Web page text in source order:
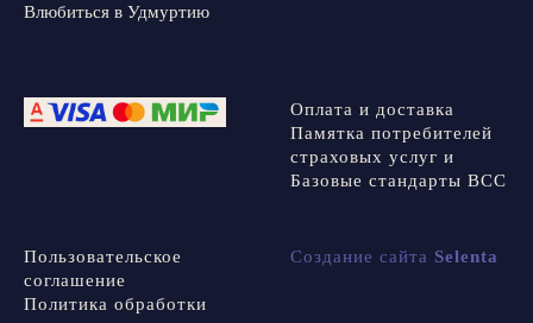
Влюбиться в Удмуртию
Оплата и доставка
Памятка потребителей
страховых услуг и
Базовые стандарты ВСС
Пользовательское
соглашение
Политика обработки
Создание сайта Selenta